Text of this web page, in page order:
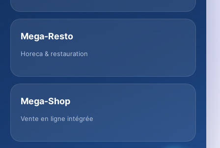
Mega-Resto
Horeca & restauration
Mega-Shop
Vente en ligne intégrée